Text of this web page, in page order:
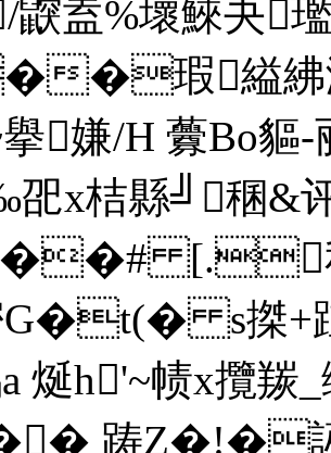
鼵盍%壞鯠夬
�瑕縊紼潒
擧嫌/H 虋Bo貙
巶x桔縣╝稛&
[.稃
s搩+跓
烻h'~帻x攬羰
踌Z�!�